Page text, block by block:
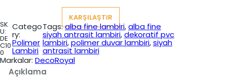
₺
3
0
0
:
₺
2
5
0
e
S
i
y
a
KARŞILAŞTIR
SK
U:
DE
C10
0
Catego
ry:
Polimer
Lambiri
Tags:alba fine lambiri, alba fine
siyah antrasit lambiri, dekoratif pvc
lambiri, polimer duvar lambiri, siyah
antrasit lambiri
Markalar: DecoRoyal
Açıklama